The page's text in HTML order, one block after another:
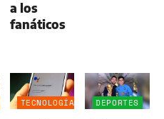
a los
fanáticos
TECNOLOGÍA DEPORTES